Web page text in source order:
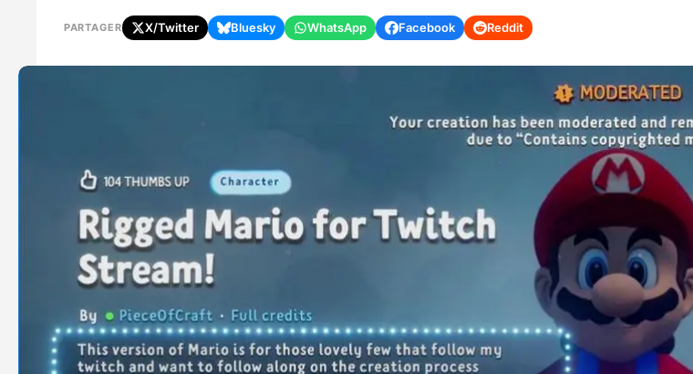
PARTAGER X/Twitter Bluesky WhatsApp Facebook Reddit